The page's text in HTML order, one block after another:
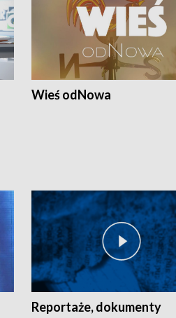
Wieś odNowa
Reportaże, dokumenty